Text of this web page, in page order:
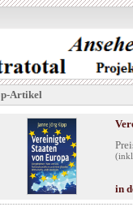
Artikel
in